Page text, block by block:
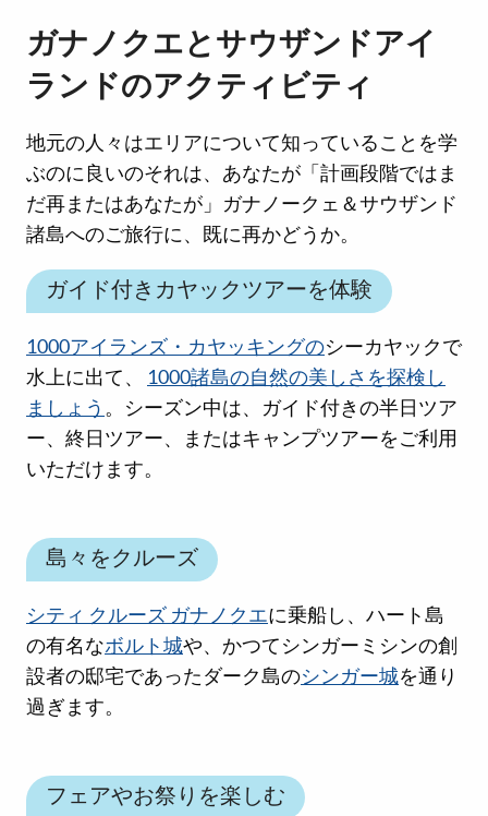
ガナノクエとサウザンドアイ
ランドのアクティビティ
地元の人々はエリアについて知っていることを学
ぶのに良いのそれは、あなたが「計画段階ではま
だ再またはあなたが」ガナノークェ＆サウザンド
諸島へのご旅行に、既に再かどうか。
ガイド付きカヤックツアーを体験
1000アイランズ・カヤッキングのシーカヤックで
水上に出て、 1000諸島の自然の美しさを探検し
ましょう 。シーズン中は、ガイド付きの半日ツア
ー、終日ツアー、またはキャンプツアーをご利用
いただけます。
島々をクルーズ
シティ クルーズ ガナノクエに乗船し、ハート島
の有名なボルト城や、かつてシンガーミシンの創
設者の邸宅であったダーク島のシンガー城を通り
過ぎます。
フェアやお祭りを楽しむ